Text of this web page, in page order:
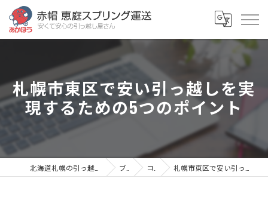
札幌市東区で安い引っ越しを実
現するための5つのポイント
ブログ コラム 札幌市東区で安い引っ越しを実現するための5つのポイント